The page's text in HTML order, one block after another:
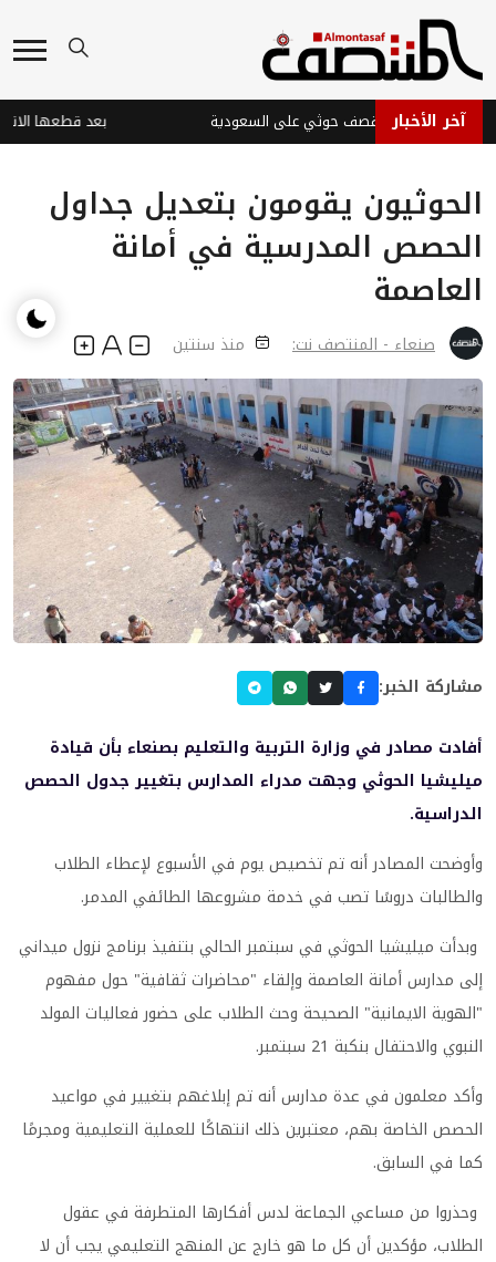
آخر الأخبار
في نجران جراء قصف حوثي على السعودية
الحوثيون يقومون بتعديل جداول
الحصص المدرسية في أمانة
العاصمة
صنعاء - المنتصف نت: منذ سنتين
مشاركة الخبر:
أفادت مصادر في وزارة التربية والتعليم بصنعاء بأن قيادة
ميليشيا الحوثي وجهت مدراء المدارس بتغيير جدول الحصص
الدراسية.
وأوضحت المصادر أنه تم تخصيص يوم في الأسبوع لإعطاء الطلاب
والطالبات دروسًا تصب في خدمة مشروعها الطائفي المدمر.
وبدأت ميليشيا الحوثي في سبتمبر الحالي بتنفيذ برنامج نزول ميداني
إلى مدارس أمانة العاصمة وإلقاء "محاضرات ثقافية" حول مفهوم
"الهوية الايمانية" الصحيحة وحث الطلاب على حضور فعاليات المولد
النبوي والاحتفال بنكبة 21 سبتمبر.
وأكد معلمون في عدة مدارس أنه تم إبلاغهم بتغيير في مواعيد
الحصص الخاصة بهم، معتبرين ذلك انتهاكًا للعملية التعليمية ومجرمًا
كما في السابق.
وحذروا من مساعي الجماعة لدس أفكارها المتطرفة في عقول
الطلاب، مؤكدين أن كل ما هو خارج عن المنهج التعليمي يجب أن لا